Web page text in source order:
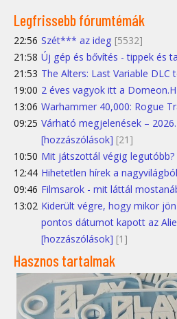
Legfrissebb fórumtémák
22:56 Szét*** az ideg [5532]
21:58 Új gép és bővítés - tippek és
21:53 The Alters: Last Variable DLC
19:00 2 éves vagyok itt a
13:06 Warhammer 40,000: Rogue
09:25 Várható megjelenések –
[hozzászólások] [21]
10:50 Mit játszottál végig legutóbb?
12:44 Hihetetlen hírek a nagyvilágból
09:46 Filmsarok - mit láttál
13:02 Kiderült végre, hogy mikor
pontos dátumot kapott az
[hozzászólások] [1]
Hasznos tartalmak